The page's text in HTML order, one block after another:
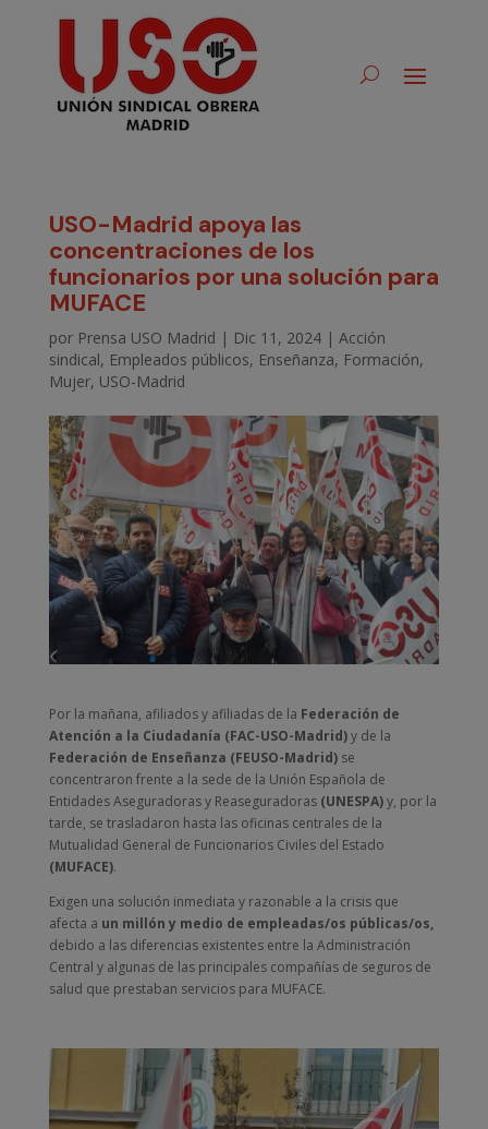
USO-Madrid apoya las
concentraciones de los
funcionarios por una solución para
MUFACE
por Prensa USO Madrid | Dic 11, 2024| Acción
sindical, Empleados públicos, Enseñanza, Formación,
Mujer, USO-Madrid
Por la mañana, afiliados y afiliadas de la Federación de
Atención a la Ciudadanía (FAC-USO-Madrid)y de la
Federación de Enseñanza (FEUSO-Madrid)se
concentraron frente a la sede de la Unión Española de
Entidades Aseguradoras y Reaseguradoras (UNESPA)y, por la
tarde, se trasladaron hasta las oficinas centrales de la
Mutualidad General de Funcionarios Civiles del Estado
(MUFACE).
Exigen una solución inmediata y razonable a la crisis que
afecta a un millón y medio de empleadas/os públicas/os,
debido a las diferencias existentes entre la Administración
Central y algunas de las principales compañías de seguros de
salud que prestaban servicios para MUFACE.